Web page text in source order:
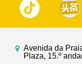
Avenida da
Plaza, 15.º